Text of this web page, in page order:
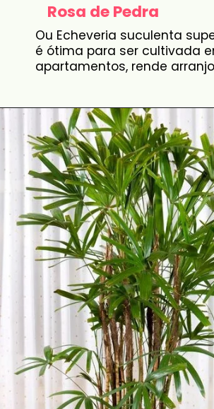
Rosa de Pedra
Ou Echeveria suculenta
é ótima para ser cultivada
apartamentos, rende